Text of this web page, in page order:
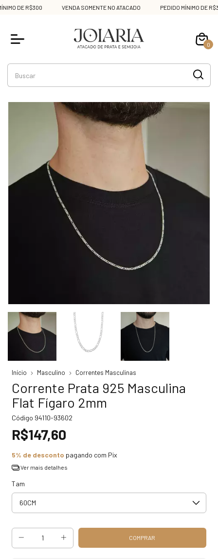
DE R$300 VENDA SOMENTE NO ATACADO PEDIDO MÍNIMO DE
0
Início Masculino Correntes Masculinas
Corrente Prata 925 Masculina
Flat Fígaro 2mm
Código 94110-93602
R$147,60
5% de desconto pagando com Pix
Ver mais detalhes
Tam